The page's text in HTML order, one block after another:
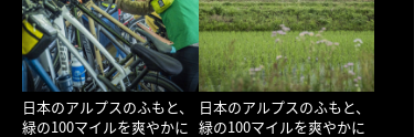
日本のアルプスのふもと、
緑の100マイルを爽やかに
日本のアルプスのふもと、
緑の100マイルを爽やかに